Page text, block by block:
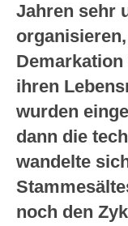
Jahren sehr
ihren
wurden
dann die
wandelte
noch den